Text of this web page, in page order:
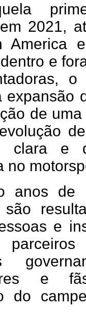
2021,
America
e
o
expansão
de
clara e
no
anos de
são
e
e
do